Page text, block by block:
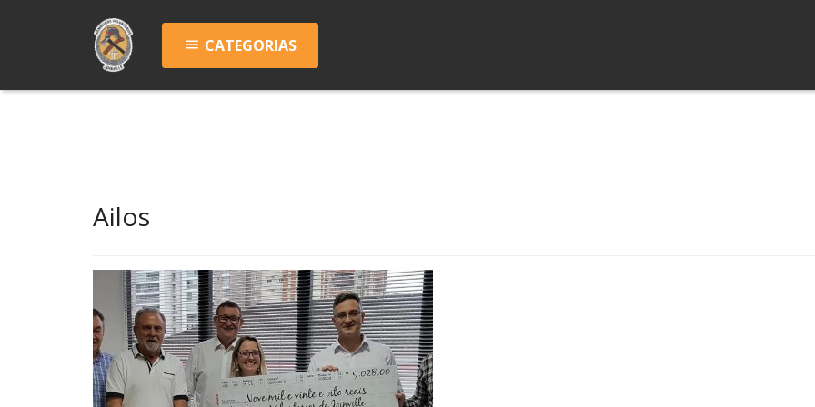
menu CATEGORIAS
Ailos